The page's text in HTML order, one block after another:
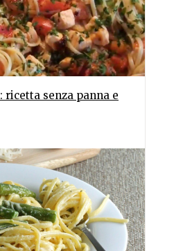
ricetta senza panna e